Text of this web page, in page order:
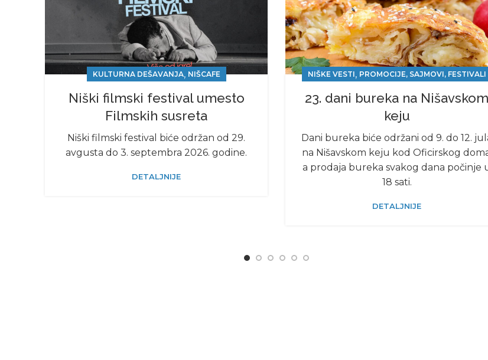
KULTURNA DEŠAVANJA, NIŠCAFE
Niški filmski festival umesto
Filmskih susreta
Niški filmski festival biće održan od 29.
avgusta do 3. septembra 2026. godine.
DETALJNIJE
NIŠKE VESTI, PROMOCIJE, SAJMOVI, FESTIVALI
23. dani bureka na Nišavskom
keju
Dani bureka biće održani od 9. do 12.
na Nišavskom keju kod Oficirskog
a prodaja bureka svakog dana počinje
18 sati.
DETALJNIJE